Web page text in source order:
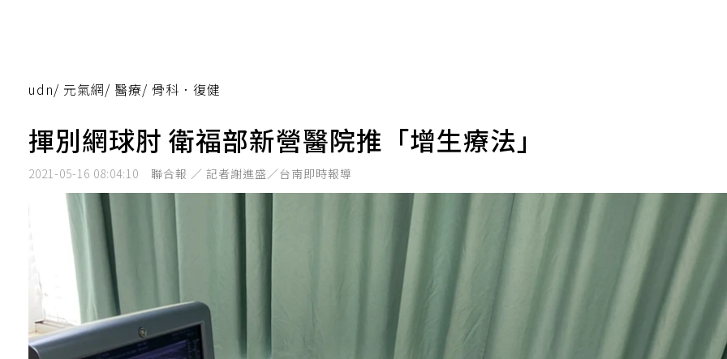
udn/ 元氣網/ 醫療/ 骨科．復健
揮別網球肘 衛福部新營醫院推「增生療法」
2021-05-16 08:04:10 聯合報 ／ 記者謝進盛／台南即時報導